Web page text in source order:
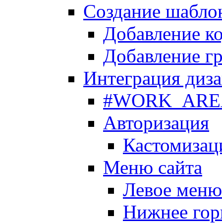
Создание
Добавление
Добавление
Интеграция
Авторизация
Меню сайта
Левое меню
Нижнее